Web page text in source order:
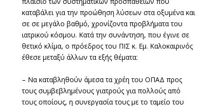
καταβάλει για την προώθηση λύσεων στα οξυμένα και
σε σε μεγάλο βαθμό, χρονίζοντα προβλήματα του
ιατρικού κόσμου. Κατά την συνάντηση, που έγινε σε
θετικό κλίμα, ο πρόεδρος του ΠΙΣ κ. Εμ. Καλοκαιρινός
έθεσε μεταξύ άλλων τα εξής θέματα:
– Να καταβληθούν άμεσα τα χρέη του ΟΠΑΔ προς
τους συμβεβλημένους γιατρούς για πολλούς από
τους οποίους, η συνεργασία τους με το ταμείο του